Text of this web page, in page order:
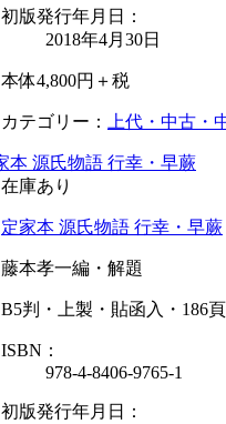
初版発行年月日：
2018年4月30日
本体4,800円＋税
カテゴリー： 上代・中古・
在庫あり
定家本 源氏物語 行幸・早蕨
藤本孝一編・解題
B5判・上製・貼函入・186頁
ISBN：
978-4-8406-9765-1
初版発行年月日：